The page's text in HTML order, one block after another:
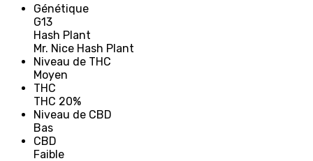
Génétique
G13
Hash Plant
Mr. Nice Hash Plant
Niveau de THC
Moyen
THC
THC 20%
Niveau de CBD
Bas
CBD
Faible